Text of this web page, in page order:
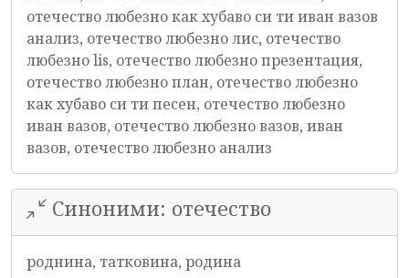
отечество любезно как хубаво си ти иван вазов
анализ, отечество любезно лис, отечество
любезно lis, отечество любезно презентация,
отечество любезно план, отечество любезно
как хубаво си ти песен, отечество любезно
иван вазов, отечество любезно вазов, иван
вазов, отечество любезно анализ
Синоними: отечество
роднина, татковина, родина